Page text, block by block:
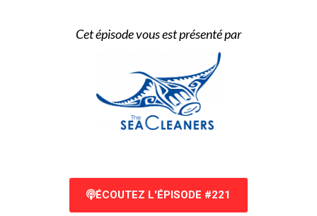
Cet épisode vous est présenté par
ÉCOUTEZ L'ÉPISODE #221